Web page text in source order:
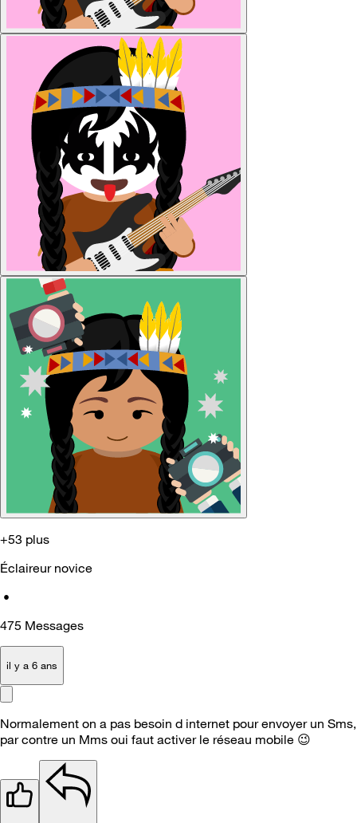
+53 plus
Éclaireur novice
•
475 Messages
il y a 6 ans
Normalement on a pas besoin d internet pour envoyer un Sms,
par contre un Mms oui faut activer le réseau mobile 😉